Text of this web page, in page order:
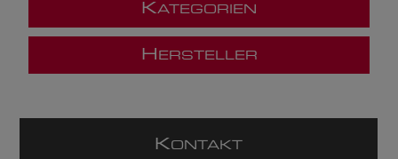
KATEGORIEN
H ERSTELLER
KONTAKT